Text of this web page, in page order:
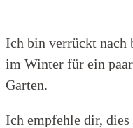
Ich bin verrückt nach
im Winter für ein
Garten.
Ich empfehle dir,